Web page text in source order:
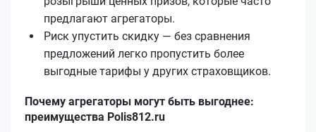
предлагают агрегаторы.
Риск упустить скидку — без сравнения
предложений легко пропустить более
выгодные тарифы у других страховщиков.
Почему агрегаторы могут быть выгоднее:
преимущества Polis812.ru